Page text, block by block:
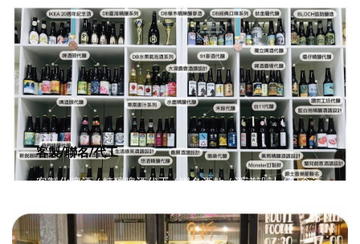
客製/聯名/代工
客製化啤酒 / 精釀啤酒代工 / 聯名酒款 / 酒譜設計 / 紀念酒